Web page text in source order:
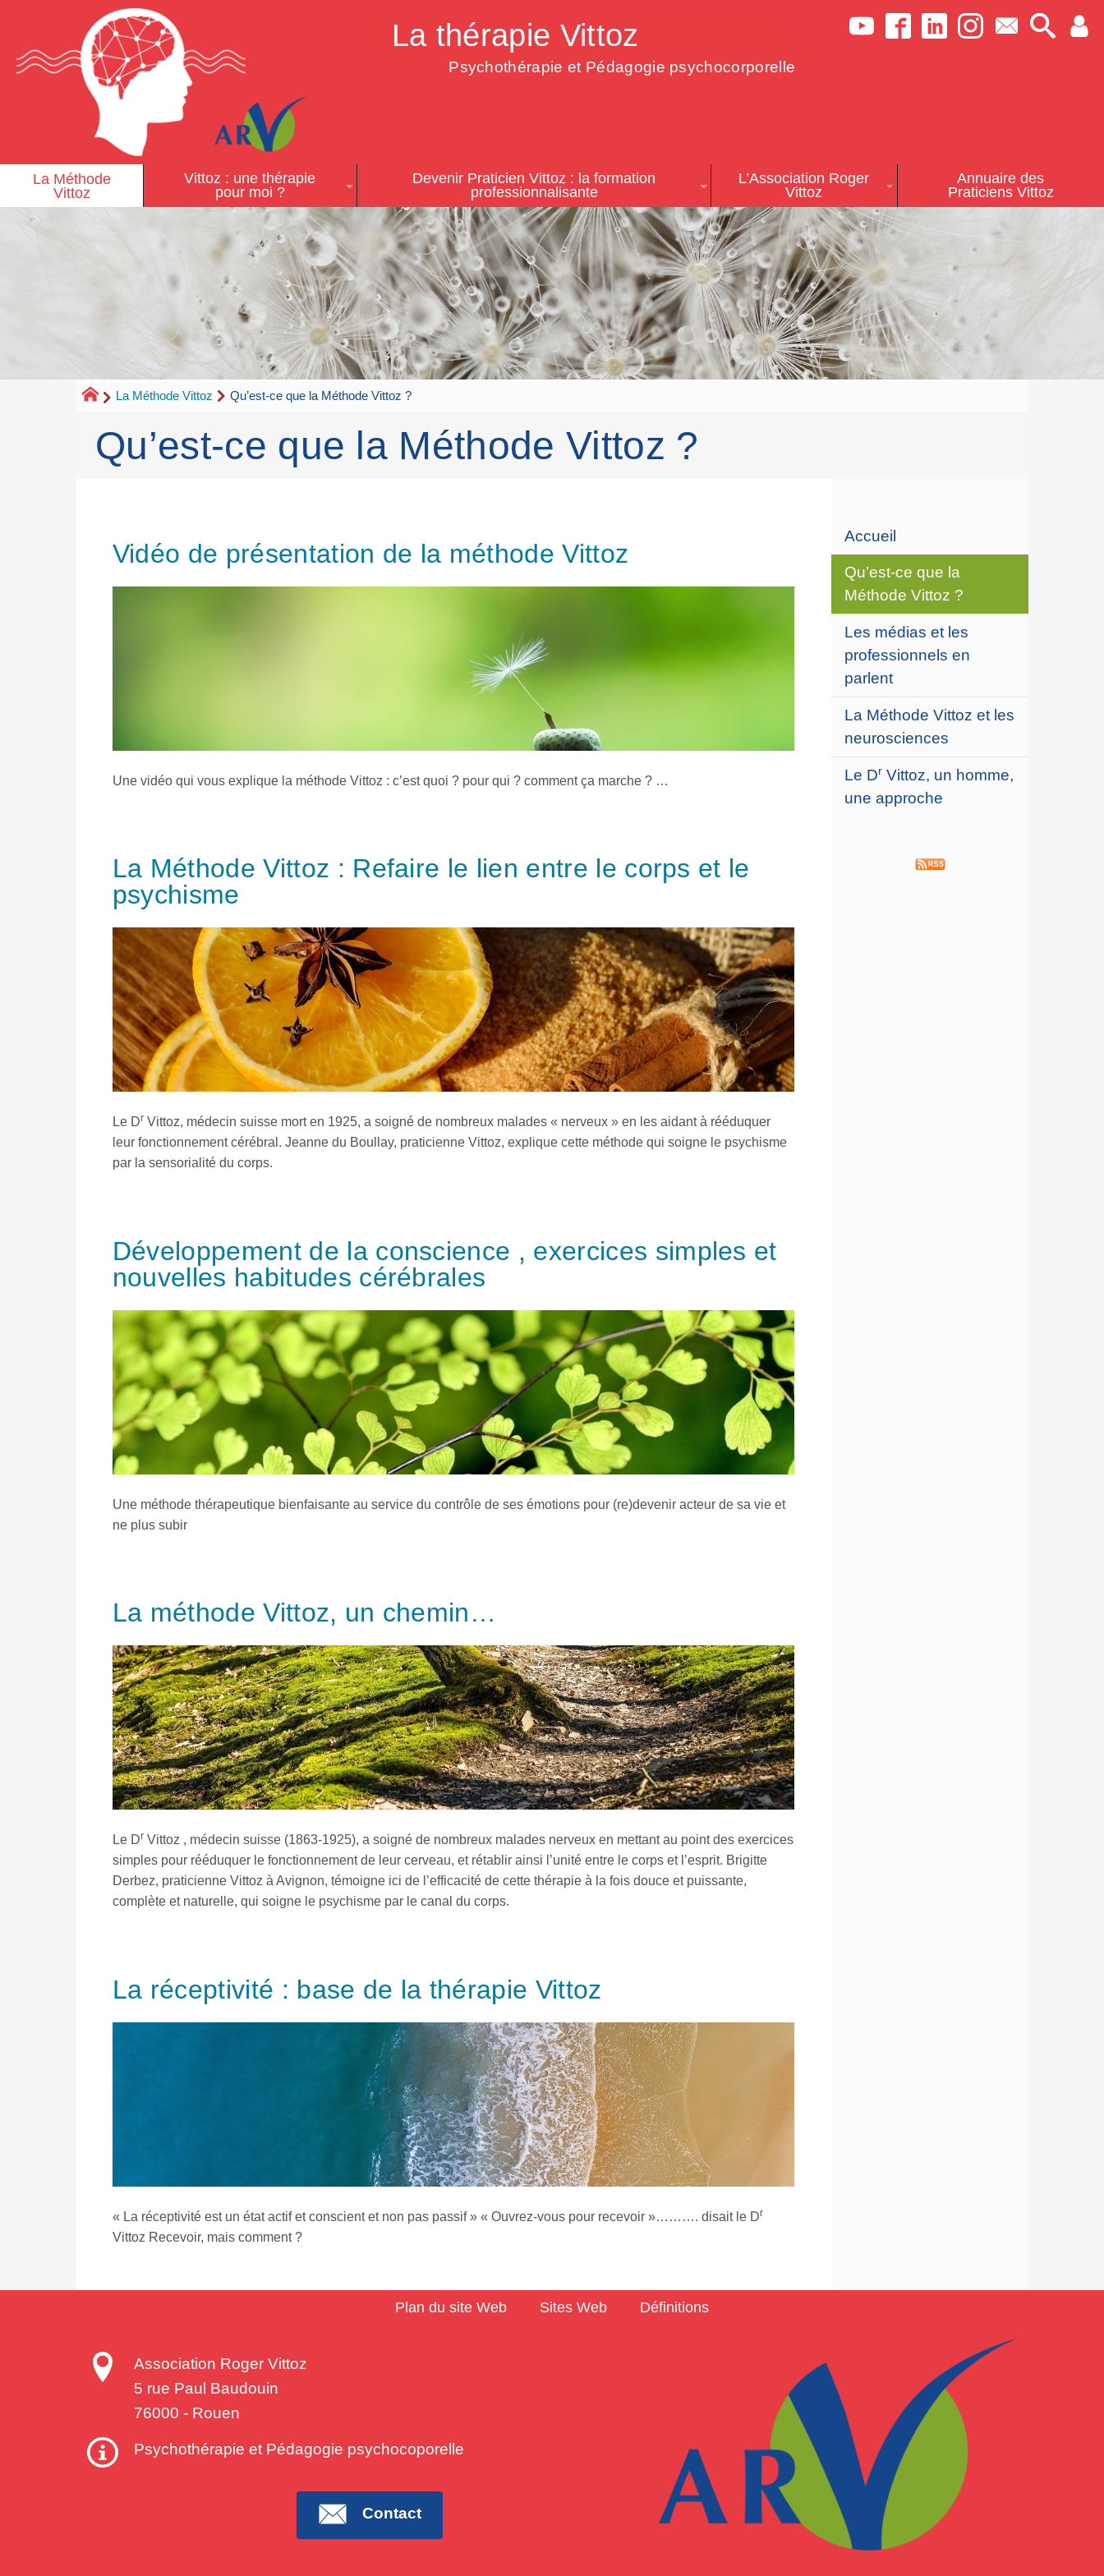
La thérapie Vittoz
Psychothérapie et Pédagogie psychocorporelle
La Méthode
Vittoz
Vittoz : une thérapie
pour moi ?
Devenir Praticien Vittoz : la formation
professionnalisante
L’Association Roger
Vittoz
Annuaire des
Praticiens Vittoz
La Méthode Vittoz Qu’est-ce que la Méthode Vittoz ?
Qu’est-ce que la Méthode Vittoz ?
Vidéo de présentation de la méthode Vittoz
Une vidéo qui vous explique la méthode Vittoz : c’est quoi ? pour qui ? comment ça marche ? …
La Méthode Vittoz : Refaire le lien entre le corps et le
psychisme
Le Dr Vittoz, médecin suisse mort en 1925, a soigné de nombreux malades « nerveux » en les aidant à rééduquer
leur fonctionnement cérébral. Jeanne du Boullay, praticienne Vittoz, explique cette méthode qui soigne le psychisme
par la sensorialité du corps.
Développement de la conscience , exercices simples et
nouvelles habitudes cérébrales
Une méthode thérapeutique bienfaisante au service du contrôle de ses émotions pour (re)devenir acteur de sa vie et
ne plus subir
La méthode Vittoz, un chemin…
Le Dr Vittoz , médecin suisse (1863-1925), a soigné de nombreux malades nerveux en mettant au point des exercices
simples pour rééduquer le fonctionnement de leur cerveau, et rétablir ainsi l’unité entre le corps et l’esprit. Brigitte
Derbez, praticienne Vittoz à Avignon, témoigne ici de l’efficacité de cette thérapie à la fois douce et puissante,
complète et naturelle, qui soigne le psychisme par le canal du corps.
La réceptivité : base de la thérapie Vittoz
« La réceptivité est un état actif et conscient et non pas passif » « Ouvrez-vous pour recevoir »………. disait le Dr
Vittoz Recevoir, mais comment ?
Accueil
Qu’est-ce que la
Méthode Vittoz ?
Les médias et les
professionnels en
parlent
La Méthode Vittoz et les
neurosciences
Le Dr Vittoz, un homme,
une approche
Plan du site Web Sites Web Définitions
Association Roger Vittoz
5 rue Paul Baudouin
76000 - Rouen
Psychothérapie et Pédagogie psychocoporelle
Contact